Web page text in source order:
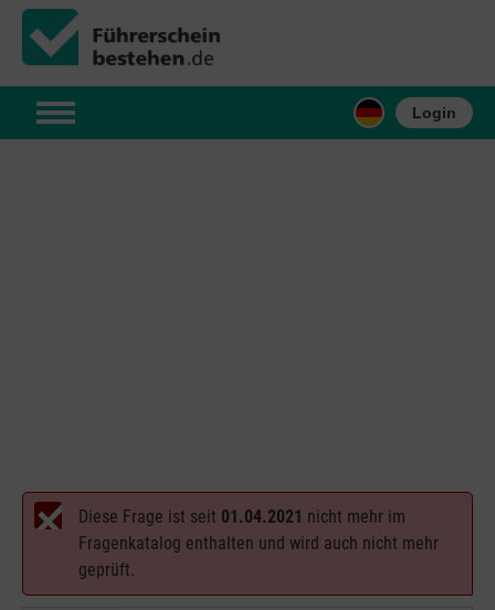
Login
Diese Frage ist seit 01.04.2021 nicht mehr im
Fragenkatalog enthalten und wird auch nicht mehr
geprüft.